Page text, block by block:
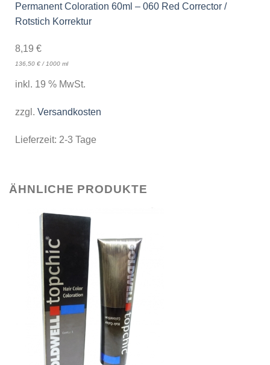
Permanent Coloration 60ml – 060 Red Corrector /
Rotstich Korrektur
8,19 €
136,50 €/1000 ml
inkl. 19 % MwSt.
zzgl. Versandkosten
Lieferzeit: 2-3 Tage
ÄHNLICHE PRODUKTE